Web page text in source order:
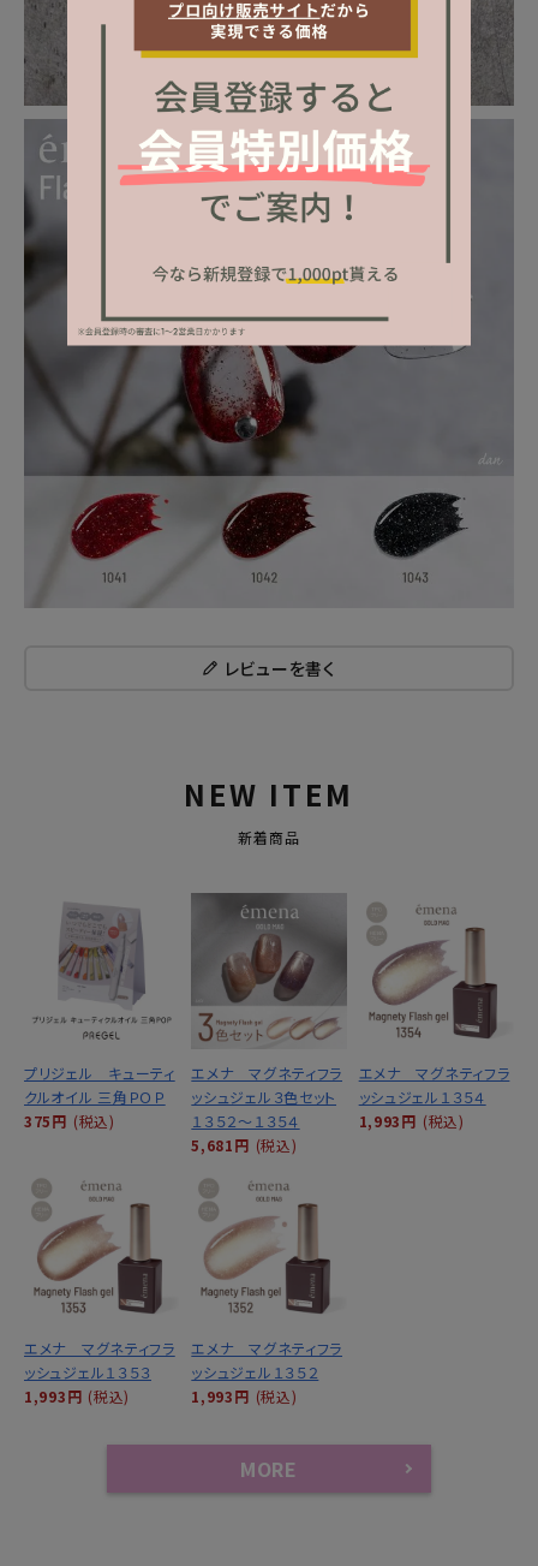
レビューを書く
NEW ITEM
新着商品
プリジェル キューティ
クルオイル 三角ＰＯＰ
375円 (税込)
エメナ マグネティフラ
ッシュジェル３色セット
１３５２～１３５４
5,681円 (税込)
エメナ マグネティフラ
ッシュジェル１３５４
1,993円 (税込)
エメナ マグネティフラ
ッシュジェル１３５３
1,993円 (税込)
エメナ マグネティフラ
ッシュジェル１３５２
1,993円 (税込)
MORE